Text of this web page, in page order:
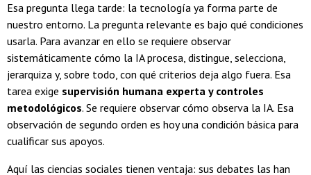
Esa pregunta llega tarde: la tecnología ya forma parte de
nuestro entorno. La pregunta relevante es bajo qué condiciones
usarla. Para avanzar en ello se requiere observar
sistemáticamente cómo la IA procesa, distingue, selecciona,
jerarquiza y, sobre todo, con qué criterios deja algo fuera. Esa
tarea exige supervisión humana experta y controles
metodológicos. Se requiere observar cómo observa la IA. Esa
observación de segundo orden es hoy una condición básica para
cualificar sus apoyos.
Aquí las ciencias sociales tienen ventaja: sus debates las han